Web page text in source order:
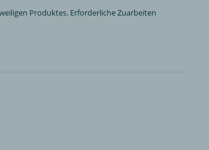
Produktes. Erforderliche Zuarbeiten